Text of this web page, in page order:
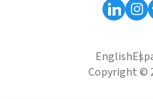
English
Copyright ©